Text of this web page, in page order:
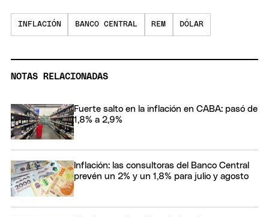
INFLACIÓN BANCO CENTRAL REM DÓLAR
NOTAS RELACIONADAS
Fuerte salto en la inflación en CABA: pasó de
1,8% a 2,9%
Inflación: las consultoras del Banco Central
prevén un 2% y un 1,8% para julio y agosto